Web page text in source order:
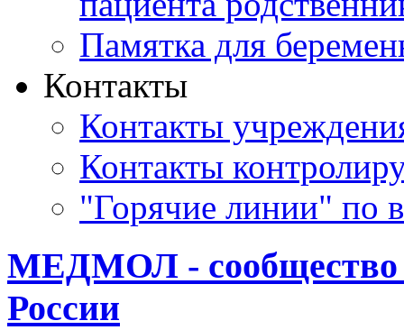
Памятка для
Контакты
Контакты
Контакты
"Горячие линии" по
МЕДМОЛ - cообщество
России